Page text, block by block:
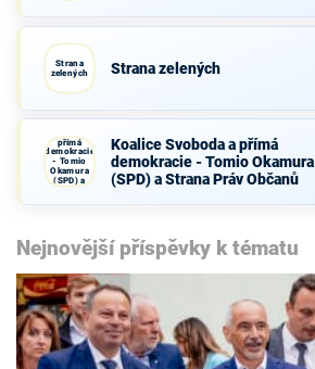
Strana
zelených
Strana zelených
přímá
demokracie
- Tomio
Okamura
(SPD) a
Strana Práv
Koalice Svoboda a přímá
demokracie - Tomio Okamura
(SPD) a Strana Práv Občanů
Nejnovější příspěvky k tématu